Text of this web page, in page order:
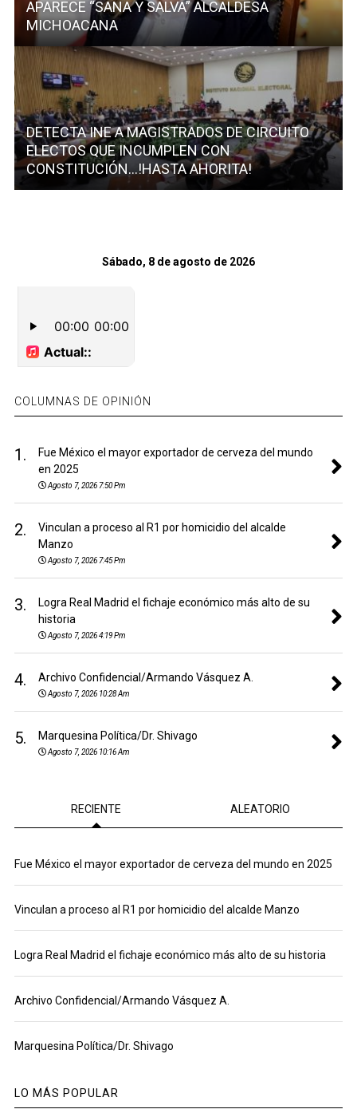
APARECE “SANA Y SALVA” ALCALDESA
MICHOACANA
DETECTA INE A MAGISTRADOS DE CIRCUITO
ELECTOS QUE INCUMPLEN CON
CONSTITUCIÓN…!HASTA AHORITA!
Sábado, 8 de agosto de 2026
COLUMNAS DE OPINIÓN
1.
Fue México el mayor exportador de cerveza del mundo
en 2025
Agosto 7, 2026 7:50 Pm
2.
Vinculan a proceso al R1 por homicidio del alcalde
Manzo
Agosto 7, 2026 7:45 Pm
3.
Logra Real Madrid el fichaje económico más alto de su
historia
Agosto 7, 2026 4:19 Pm
4. Archivo Confidencial/Armando Vásquez A.
Agosto 7, 2026 10:28 Am
5. Marquesina Política/Dr. Shivago
Agosto 7, 2026 10:16 Am
RECIENTE ALEATORIO
Fue México el mayor exportador de cerveza del mundo en 2025
Vinculan a proceso al R1 por homicidio del alcalde Manzo
Logra Real Madrid el fichaje económico más alto de su historia
Archivo Confidencial/Armando Vásquez A.
Marquesina Política/Dr. Shivago
LO MÁS POPULAR